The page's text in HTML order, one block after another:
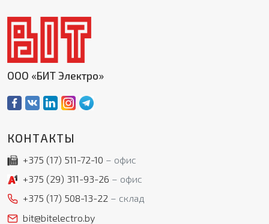
ООО «БИТ Электро»
КОНТАКТЫ
+375 (17) 511-72-10
офис
+375 (29) 311-93-26
офис
+375 (17) 508-13-22
склад
bit@bitelectro.by